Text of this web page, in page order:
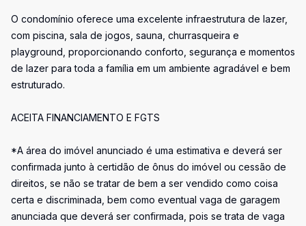
O condomínio oferece uma excelente infraestrutura de lazer,
com piscina, sala de jogos, sauna, churrasqueira e
playground, proporcionando conforto, segurança e momentos
de lazer para toda a família em um ambiente agradável e bem
estruturado.
ACEITA FINANCIAMENTO E FGTS
*A área do imóvel anunciado é uma estimativa e deverá ser
confirmada junto à certidão de ônus do imóvel ou cessão de
direitos, se não se tratar de bem a ser vendido como coisa
certa e discriminada, bem como eventual vaga de garagem
anunciada que deverá ser confirmada, pois se trata de vaga